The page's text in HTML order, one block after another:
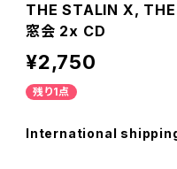
THE STALIN X, THE
窓会 2x CD
¥2,750
残り1点
International